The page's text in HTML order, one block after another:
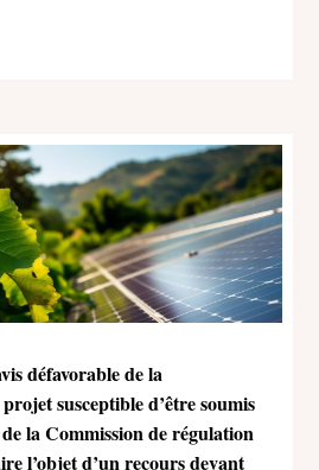
défavorable de la
susceptible d’être soumis
la Commission de régulation
l’objet d’un recours devant